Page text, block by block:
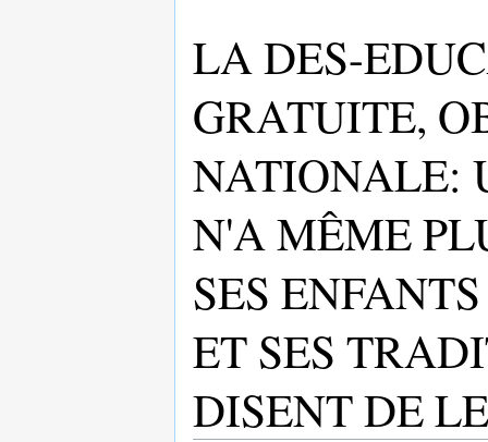
LA DES-
GRATUITE,
NATIONALE:
N'A MÊME
SES
ET SES
DISENT DE